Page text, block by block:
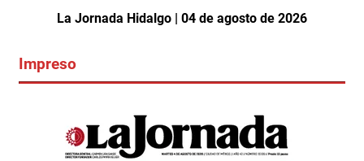
La Jornada Hidalgo | 04 de agosto de 2026
Impreso